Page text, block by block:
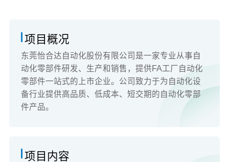
项目概况
东莞怡合达自动化股份有限公司是一家专业从事自
动化零部件研发、生产和销售，提供FA工厂自动化
零部件一站式的上市企业。公司致力于为自动化设
备行业提供高品质、低成本、短交期的自动化零部
件产品。
项目内容